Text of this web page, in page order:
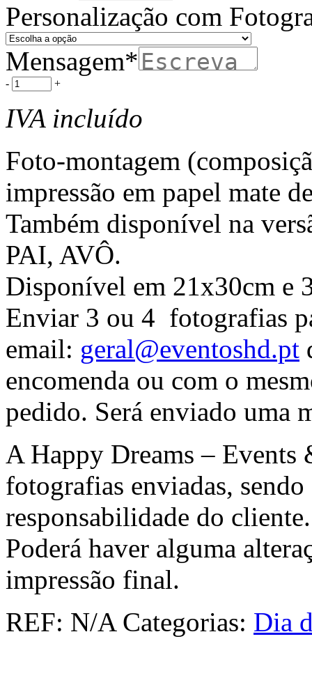
Personalização com
Mensagem*
- +
IVA incluído
Foto-montagem
impressão em papel mate
Também disponível na
PAI, AVÔ.
Disponível em 21x30cm e
Enviar 3 ou 4 fotografias
email: geral@eventoshd.pt
encomenda ou com o
pedido. Será enviado uma
A Happy Dreams –
fotografias enviadas,
responsabilidade do cliente.
Poderá haver alguma
impressão final.
REF: N/A Categorias: Dia